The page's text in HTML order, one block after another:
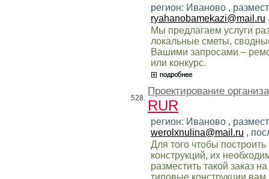
регион: Иваново ,
ryahanobamekazi@mail.ru
Мы предлагаем услуги
локальные сметы,
Вашими запросами –
или конкурс.
528.
Проектирование
RUR
регион: Иваново ,
werolxnulina@mail.ru ,
Для того чтобы
конструкций, их
разместить такой заказ
типовые конструкции